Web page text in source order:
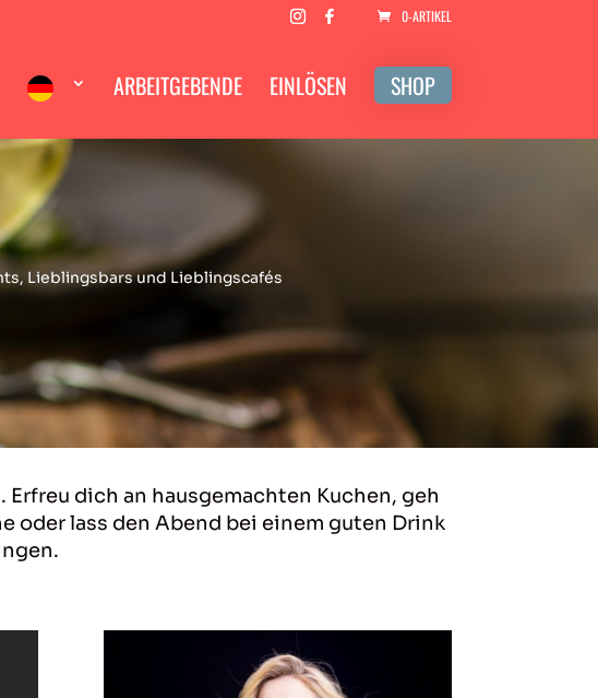
0-ARTIKEL
ARBEITGEBENDE EINLÖSEN SHOP
Lieblingsbars und Lieblingscafés
dich an hausgemachten Kuchen, geh
oder lass den Abend bei einem guten Drink